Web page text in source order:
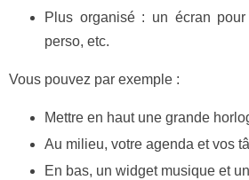
Plus organisé : un écran
perso, etc.
Vous pouvez par exemple :
Mettre en haut une grande
Au milieu, votre agenda et vos
En bas, un widget musique et